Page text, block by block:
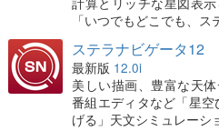
「いつでもどこでも、ス
ステラナビゲータ12
最新版 12.0i
美しい描画、豊富な天
番組エディタなど「星
げる」天文シミュレーシ